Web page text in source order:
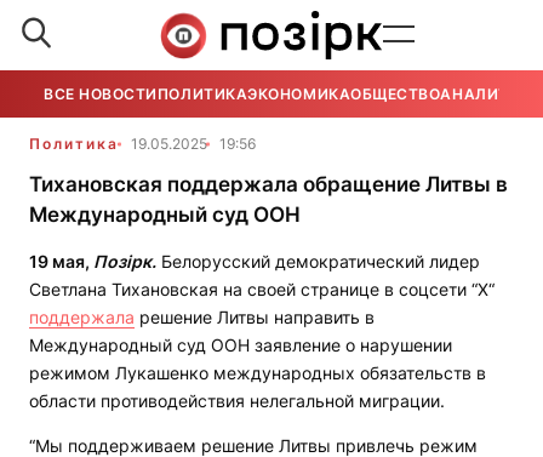
ВСЕ НОВОСТИ ПОЛИТИКАЭКОНОМИКАОБЩЕСТВОАНАЛИТИКА
Политика 19.05.2025 19:56
Тихановская поддержала обращение Литвы в
Международный суд ООН
19 мая, Позірк. Белорусский демократический лидер
Светлана Тихановская на своей странице в соцсети “Х“
поддержала решение Литвы направить в
Международный суд ООН заявление о нарушении
режимом Лукашенко международных обязательств в
области противодействия нелегальной миграции.
“Мы поддерживаем решение Литвы привлечь режим